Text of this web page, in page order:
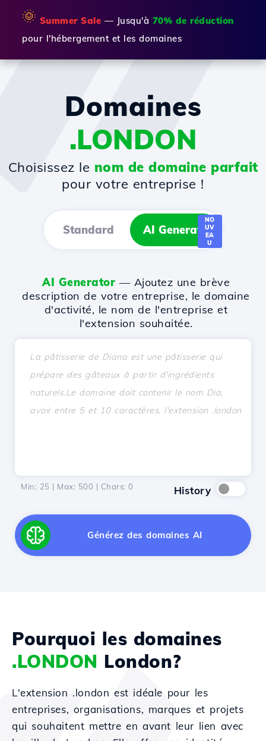
🌞 Summer Sale — Jusqu'à 70% de réduction
pour l'hébergement et les domaines
Domaines
.LONDON
Choisissez le nom de domaine parfait
pour votre entreprise !
Standard AI Generator
NO
UV
EA
U
AI Generator — Ajoutez une brève
description de votre entreprise, le domaine
d'activité, le nom de l'entreprise et
l'extension souhaitée.
Min: 25 | Max: 500 | Chars: 0 History
Générez des domaines AI
Pourquoi les domaines
.LONDON London?
L'extension .london est idéale pour les
entreprises, organisations, marques et projets
qui souhaitent mettre en avant leur lien avec